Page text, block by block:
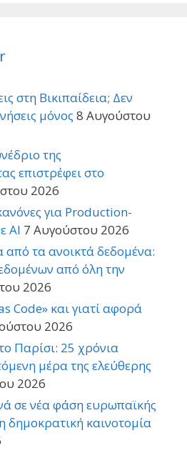
στη Βικιπαίδεια; Δεν
μόνος 8 Αυγούστου
της
επιστρέφει στο
2026
για Production-
AI 7 Αυγούστου 2026
από τα ανοικτά δεδομένα:
από όλη την
2026
Code» και γιατί αφορά
2026
Παρίσι: 25 χρόνια
μέρα της ελεύθερης
2026
σε νέα φάση ευρωπαϊκής
δημοκρατική καινοτομία